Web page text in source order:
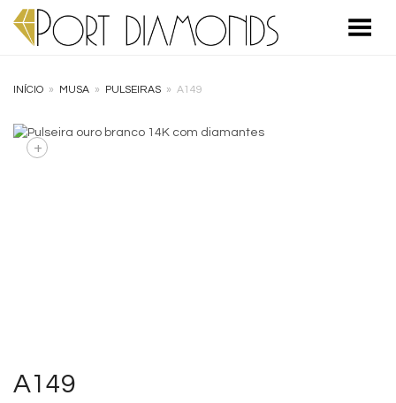
Toggle Menu
INÍCIO » MUSA » PULSEIRAS » A149
+
A149